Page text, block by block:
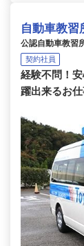
自動車教習
公認自動車教習
契約社員
経験不問！
躍出来るお仕